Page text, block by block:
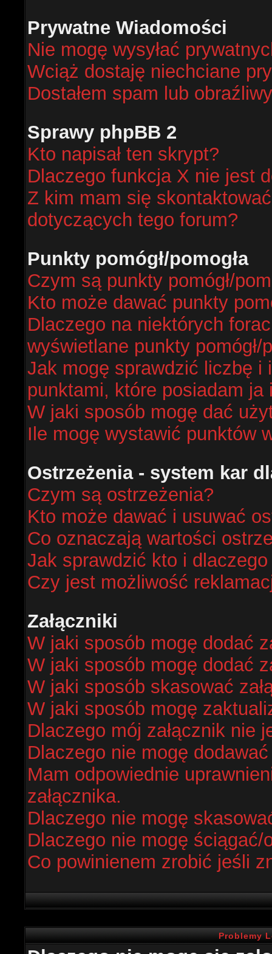
Prywatne Wiadomości
Nie mogę wysyłać
Wciąż dostaję niechciane
Dostałem spam lub
Sprawy phpBB 2
Kto napisał ten skrypt?
Dlaczego funkcja X nie jest
Z kim mam się
dotyczących tego forum?
Punkty pomógł/pomogła
Czym są punkty pomógł/
Kto może dawać punkty
Dlaczego na niektórych
wyświetlane punkty pomógł/
Jak mogę sprawdzić liczbę i
punktami, które posiadam
W jaki sposób mogę dać
Ile mogę wystawić punktów
Ostrzeżenia - system kar
Czym są ostrzeżenia?
Kto może dawać i usuwać
Co oznaczają wartości
Jak sprawdzić kto i dlaczego
Czy jest możliwość
Załączniki
W jaki sposób mogę dodać
W jaki sposób mogę dodać
W jaki sposób skasować
W jaki sposób mogę
Dlaczego mój załącznik nie
Dlaczego nie mogę dodawać
Mam odpowiednie
załącznika.
Dlaczego nie mogę
Dlaczego nie mogę ściągać/
Co powinienem zrobić jeśli
Problemy